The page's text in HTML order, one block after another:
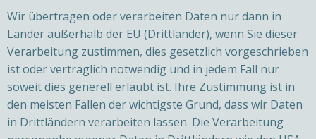
Wir übertragen oder verarbeiten Daten nur dann in
Länder außerhalb der EU (Drittländer), wenn Sie dieser
Verarbeitung zustimmen, dies gesetzlich vorgeschrieben
ist oder vertraglich notwendig und in jedem Fall nur
soweit dies generell erlaubt ist. Ihre Zustimmung ist in
den meisten Fällen der wichtigste Grund, dass wir Daten
in Drittländern verarbeiten lassen. Die Verarbeitung